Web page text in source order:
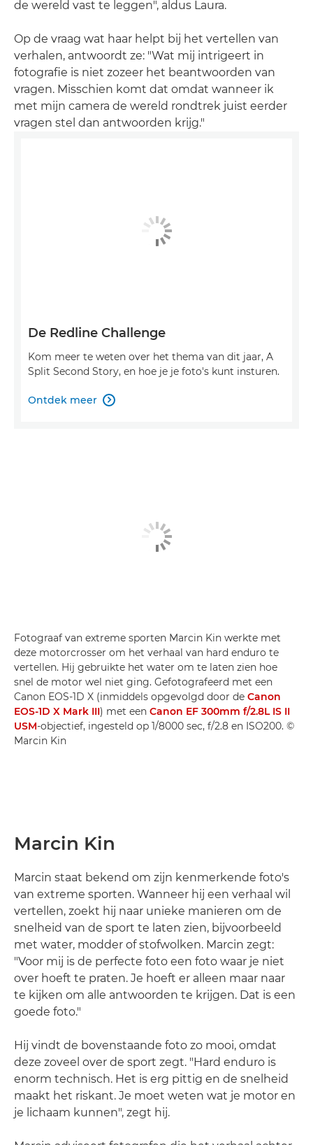
de wereld vast te leggen", aldus Laura.
Op de vraag wat haar helpt bij het vertellen van
verhalen, antwoordt ze: "Wat mij intrigeert in
fotografie is niet zozeer het beantwoorden van
vragen. Misschien komt dat omdat wanneer ik
met mijn camera de wereld rondtrek juist eerder
vragen stel dan antwoorden krijg."
De Redline Challenge
Kom meer te weten over het thema van dit jaar, A
Split Second Story, en hoe je je foto's kunt insturen.
Ontdek meer 
Fotograaf van extreme sporten Marcin Kin werkte met
deze motorcrosser om het verhaal van hard enduro te
vertellen. Hij gebruikte het water om te laten zien hoe
snel de motor wel niet ging. Gefotografeerd met een
Canon EOS-1D X (inmiddels opgevolgd door de Canon
EOS-1D X Mark III) met een Canon EF 300mm f/2.8L IS II
USM-objectief, ingesteld op 1/8000 sec, f/2.8 en ISO200. ©
Marcin Kin
Marcin Kin
Marcin staat bekend om zijn kenmerkende foto's
van extreme sporten. Wanneer hij een verhaal wil
vertellen, zoekt hij naar unieke manieren om de
snelheid van de sport te laten zien, bijvoorbeeld
met water, modder of stofwolken. Marcin zegt:
"Voor mij is de perfecte foto een foto waar je niet
over hoeft te praten. Je hoeft er alleen maar naar
te kijken om alle antwoorden te krijgen. Dat is een
goede foto."
Hij vindt de bovenstaande foto zo mooi, omdat
deze zoveel over de sport zegt. "Hard enduro is
enorm technisch. Het is erg pittig en de snelheid
maakt het riskant. Je moet weten wat je motor en
je lichaam kunnen", zegt hij.